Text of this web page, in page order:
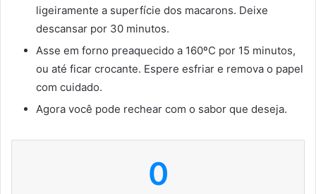
ligeiramente a superfície dos macarons. Deixe
descansar por 30 minutos.
Asse em forno preaquecido a 160ºC por 15 minutos,
ou até ficar crocante. Espere esfriar e remova o papel
com cuidado.
Agora você pode rechear com o sabor que deseja.
0